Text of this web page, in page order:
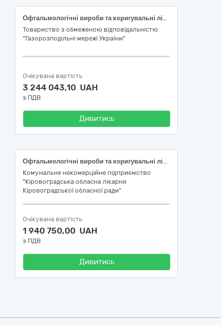
Офтальмологічні вироби та коригувальні лінзи
Товариство з обмеженою відповідальністю
"Газорозподільні мережі України"
Очікувана вартість
3 244 043,10 UAH
з ПДВ
Дивитись
Офтальмологічні вироби та коригувальні лінзи (Витратні матеріали для проведення оперативних втручань при катаракті)
Комунальне некомерційне підприємство
"Кіровоградська обласна лікарня
Кіровоградської обласної ради"
Очікувана вартість
1 940 750,00 UAH
з ПДВ
Дивитись